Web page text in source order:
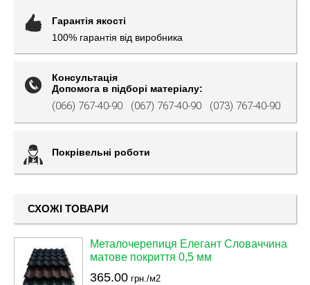
Гарантія якості
100% гарантія від виробника
Консультація
Допомога в підборі матеріалу:
(066) 767-40-90 (067) 767-40-90 (073) 767-40-90
Покрівельні роботи
СХОЖІ ТОВАРИ
Металочерепиця Елегант Словаччина
матове покриття 0,5 мм
365.00 грн./м2